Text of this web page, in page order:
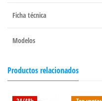
Ficha técnica
Modelos
Productos relacionados